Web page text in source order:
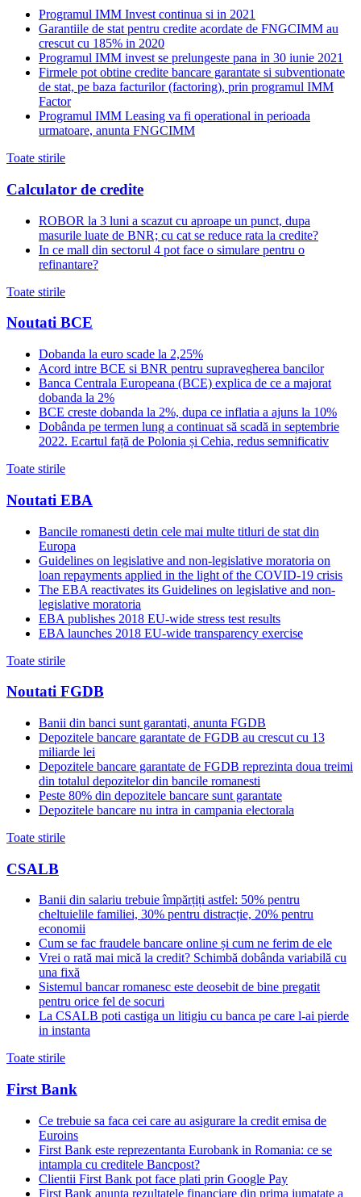
Programul IMM Invest continua si in 2021
Garantiile de stat pentru credite acordate de FNGCIMM au
crescut cu 185% in 2020
Programul IMM invest se prelungeste pana in 30 iunie 2021
Firmele pot obtine credite bancare garantate si subventionate
de stat, pe baza facturilor (factoring), prin programul IMM
Factor
Programul IMM Leasing va fi operational in perioada
urmatoare, anunta FNGCIMM
Toate stirile
Calculator de credite
ROBOR la 3 luni a scazut cu aproape un punct, dupa
masurile luate de BNR; cu cat se reduce rata la credite?
In ce mall din sectorul 4 pot face o simulare pentru o
refinantare?
Toate stirile
Noutati BCE
Dobanda la euro scade la 2,25%
Acord intre BCE si BNR pentru supravegherea bancilor
Banca Centrala Europeana (BCE) explica de ce a majorat
dobanda la 2%
BCE creste dobanda la 2%, dupa ce inflatia a ajuns la 10%
Dobânda pe termen lung a continuat să scadă in septembrie
2022. Ecartul față de Polonia și Cehia, redus semnificativ
Toate stirile
Noutati EBA
Bancile romanesti detin cele mai multe titluri de stat din
Europa
Guidelines on legislative and non-legislative moratoria on
loan repayments applied in the light of the COVID-19 crisis
The EBA reactivates its Guidelines on legislative and non-
legislative moratoria
EBA publishes 2018 EU-wide stress test results
EBA launches 2018 EU-wide transparency exercise
Toate stirile
Noutati FGDB
Banii din banci sunt garantati, anunta FGDB
Depozitele bancare garantate de FGDB au crescut cu 13
miliarde lei
Depozitele bancare garantate de FGDB reprezinta doua treimi
din totalul depozitelor din bancile romanesti
Peste 80% din depozitele bancare sunt garantate
Depozitele bancare nu intra in campania electorala
Toate stirile
CSALB
Banii din salariu trebuie împărțiți astfel: 50% pentru
cheltuielile familiei, 30% pentru distracție, 20% pentru
economii
Cum se fac fraudele bancare online și cum ne ferim de ele
Vrei o rată mai mică la credit? Schimbă dobânda variabilă cu
una fixă
Sistemul bancar romanesc este deosebit de bine pregatit
pentru orice fel de socuri
La CSALB poti castiga un litigiu cu banca pe care l-ai pierde
in instanta
Toate stirile
First Bank
Ce trebuie sa faca cei care au asigurare la credit emisa de
Euroins
First Bank este reprezentanta Eurobank in Romania: ce se
intampla cu creditele Bancpost?
Clientii First Bank pot face plati prin Google Pay
First Bank anunta rezultatele financiare din prima jumatate a